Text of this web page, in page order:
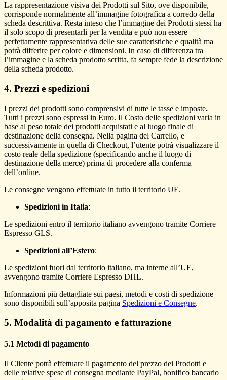
La rappresentazione visiva dei Prodotti sul Sito, ove disponibile,
corrisponde normalmente all’immagine fotografica a corredo della
scheda descrittiva. Resta inteso che l’immagine dei Prodotti stessi ha
il solo scopo di presentarli per la vendita e può non essere
perfettamente rappresentativa delle sue caratteristiche e qualità ma
potrà differire per colore e dimensioni. In caso di differenza tra
l’immagine e la scheda prodotto scritta, fa sempre fede la descrizione
della scheda prodotto.
4. Prezzi e spedizioni
I prezzi dei prodotti sono comprensivi di tutte le tasse e imposte.
Tutti i prezzi sono espressi in Euro. Il Costo delle spedizioni varia in
base al peso totale dei prodotti acquistati e al luogo finale di
destinazione della consegna. Nella pagina del Carrello, e
successivamente in quella di Checkout, l’utente potrà visualizzare il
costo reale della spedizione (specificando anche il luogo di
destinazione della merce) prima di procedere alla conferma
dell’ordine.
Le consegne vengono effettuate in tutto il territorio UE.
Spedizioni in Italia:
Le spedizioni entro il territorio italiano avvengono tramite Corriere
Espresso GLS.
Spedizioni all’Estero:
Le spedizioni fuori dal territorio italiano, ma interne all’UE,
avvengono tramite Corriere Espresso DHL.
Informazioni più dettagliate sui paesi, metodi e costi di spedizione
sono disponibili sull’apposita pagina Spedizioni e Consegne.
5. Modalità di pagamento e fatturazione
5.1 Metodi di pagamento
Il Cliente potrà effettuare il pagamento del prezzo dei Prodotti e
delle relative spese di consegna mediante PayPal, bonifico bancario